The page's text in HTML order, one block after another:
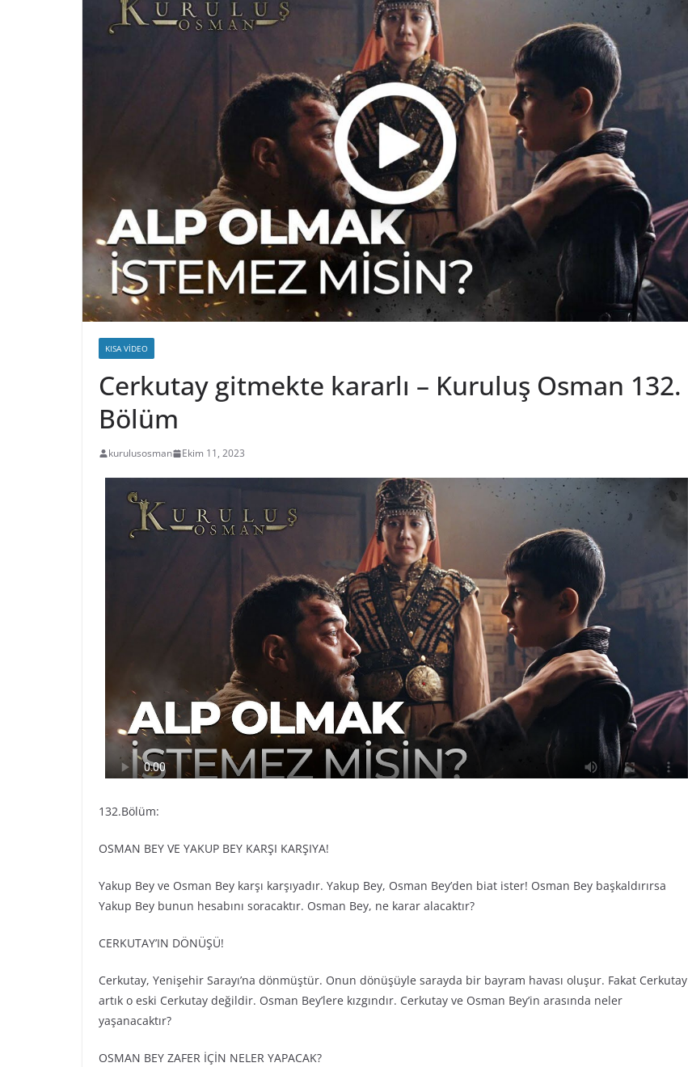
KISA VIDEO
Cerkutay gitmekte kararlı – Kuruluş Osman 132.
Bölüm
kurulusosman Ekim 11, 2023
132.Bölüm:
OSMAN BEY VE YAKUP BEY KARŞI KARŞIYA!
Yakup Bey ve Osman Bey karşı karşıyadır. Yakup Bey, Osman Bey’den biat ister! Osman Bey başkaldırırsa
Yakup Bey bunun hesabını soracaktır. Osman Bey, ne karar alacaktır?
CERKUTAY’IN DÖNÜŞÜ!
Cerkutay, Yenişehir Sarayı’na dönmüştür. Onun dönüşüyle sarayda bir bayram havası oluşur. Fakat Cerkutay
artık o eski Cerkutay değildir. Osman Bey’lere kızgındır. Cerkutay ve Osman Bey’in arasında neler
yaşanacaktır?
OSMAN BEY ZAFER İÇİN NELER YAPACAK?